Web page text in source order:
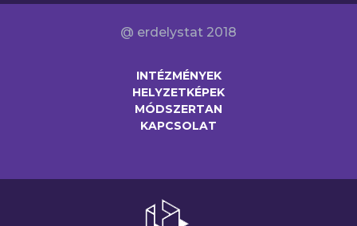
@ erdelystat 2018
INTÉZMÉNYEK
HELYZETKÉPEK
MÓDSZERTAN
KAPCSOLAT